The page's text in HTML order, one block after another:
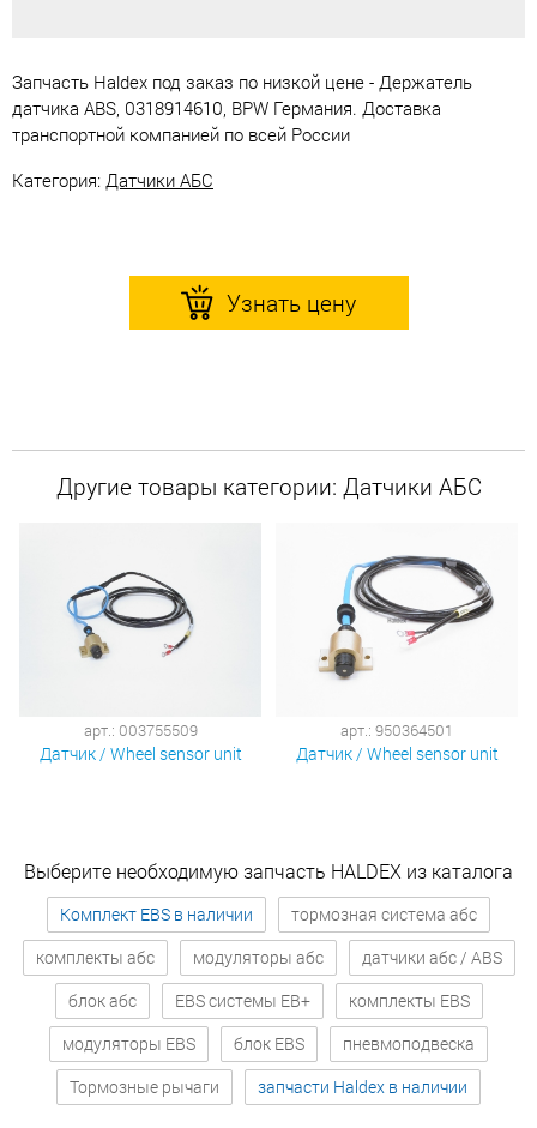
Запчасть Haldex под заказ по низкой цене - Держатель
датчика ABS, 0318914610, BPW Германия. Доставка
транспортной компанией по всей России
Категория: Датчики АБС
Узнать цену
Другие товары категории: Датчики АБС
арт.: 003755509
Датчик / Wheel sensor unit
арт.: 950364501
Датчик / Wheel sensor unit
Выберите необходимую запчасть HALDEX из каталога
Комплект EBS в наличии
тормозная система абс
комплекты абс
модуляторы абс
датчики абс / ABS
блок абс
EBS системы EB+
комплекты EBS
модуляторы EBS
блок EBS
пневмоподвеска
Тормозные рычаги
запчасти Haldex в наличии